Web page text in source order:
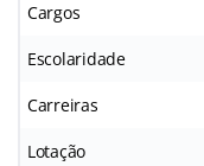
Cargos
Escolaridade
Carreiras
Lotação